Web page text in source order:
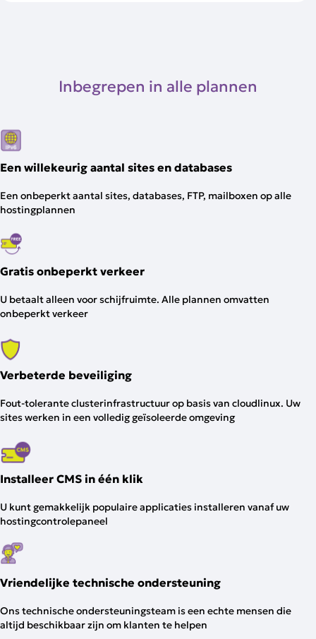
Inbegrepen in alle plannen
Een willekeurig aantal sites en databases
Een onbeperkt aantal sites, databases, FTP, mailboxen op alle
hostingplannen
Gratis onbeperkt verkeer
U betaalt alleen voor schijfruimte. Alle plannen omvatten
onbeperkt verkeer
Verbeterde beveiliging
Fout-tolerante clusterinfrastructuur op basis van cloudlinux. Uw
sites werken in een volledig geïsoleerde omgeving
Installeer CMS in één klik
U kunt gemakkelijk populaire applicaties installeren vanaf uw
hostingcontrolepaneel
Vriendelijke technische ondersteuning
Ons technische ondersteuningsteam is een echte mensen die
altijd beschikbaar zijn om klanten te helpen